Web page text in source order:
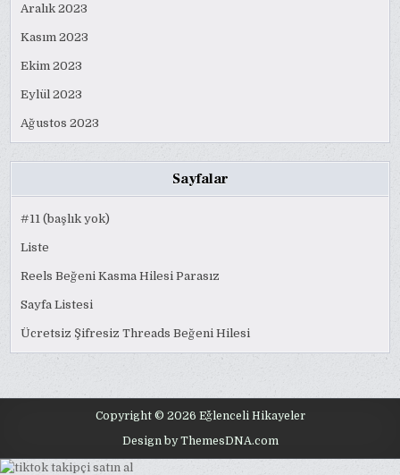
Aralık 2023
Kasım 2023
Ekim 2023
Eylül 2023
Ağustos 2023
Sayfalar
#11 (başlık yok)
Liste
Reels Beğeni Kasma Hilesi Parasız
Sayfa Listesi
Ücretsiz Şifresiz Threads Beğeni Hilesi
Copyright © 2026 Eğlenceli Hikayeler
Design by ThemesDNA.com